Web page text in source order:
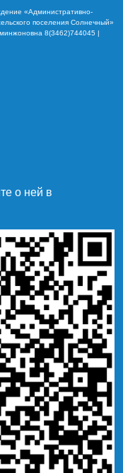
«Административно-
поселения Солнечный»
8(3462)744045 |
о ней в